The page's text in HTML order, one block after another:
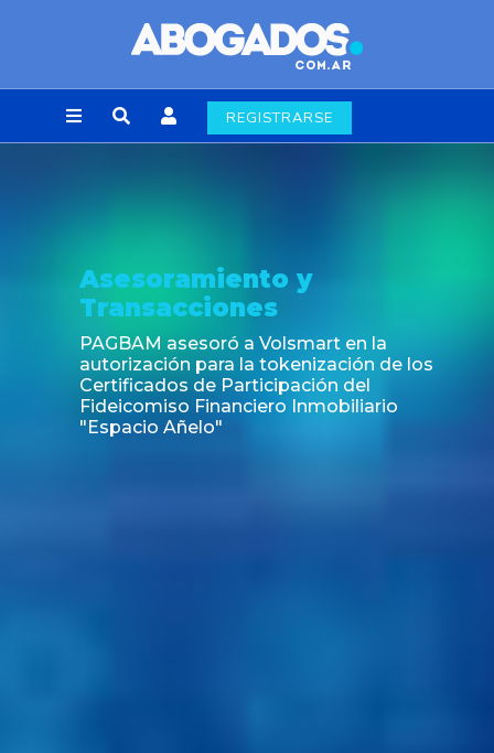
REGISTRARSE
Asesoramiento y
Transacciones
PAGBAM asesoró a Volsmart en la
autorización para la tokenización de los
Certificados de Participación del
Fideicomiso Financiero Inmobiliario
"Espacio Añelo"